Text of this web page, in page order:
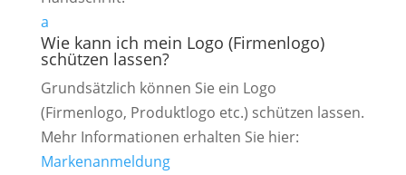
a
Wie kann ich mein Logo (Firmenlogo)
schützen lassen?
Grundsätzlich können Sie ein Logo
(Firmenlogo, Produktlogo etc.) schützen lassen.
Mehr Informationen erhalten Sie hier:
Markenanmeldung